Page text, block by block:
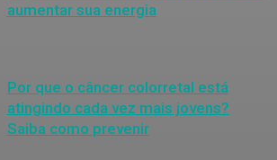
aumentar sua energia
Por que o câncer colorretal está
atingindo cada vez mais jovens?
Saiba como prevenir